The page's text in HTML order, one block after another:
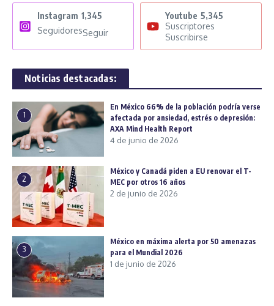
Instagram 1,345
SeguidoresSeguir
Youtube 5,345
Suscriptores
Suscribirse
Noticias destacadas:
1
En México 66% de la población podría verse
afectada por ansiedad, estrés o depresión:
AXA Mind Health Report
4 de junio de 2026
2
México y Canadá piden a EU renovar el T-
MEC por otros 16 años
2 de junio de 2026
3
México en máxima alerta por 50 amenazas
para el Mundial 2026
1 de junio de 2026